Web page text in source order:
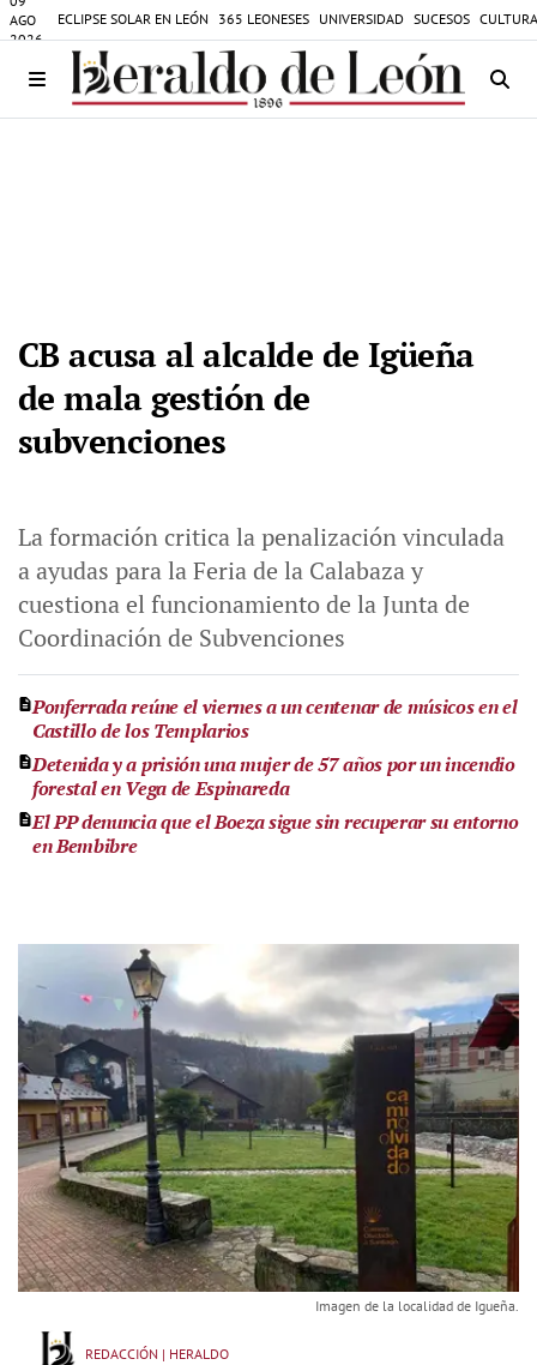
AGO
2026
ECLIPSE SOLAR EN LEÓN 365 LEONESES UNIVERSIDAD SUCESOS
CB acusa al alcalde de Igüeña
de mala gestión de
subvenciones
La formación critica la penalización vinculada
a ayudas para la Feria de la Calabaza y
cuestiona el funcionamiento de la Junta de
Coordinación de Subvenciones
Ponferrada reúne el viernes a un centenar de músicos en el
Castillo de los Templarios
Detenida y a prisión una mujer de 57 años por un incendio
forestal en Vega de Espinareda
El PP denuncia que el Boeza sigue sin recuperar su entorno
en Bembibre
Imagen de la localidad de Igueña.
REDACCIÓN | HERALDO